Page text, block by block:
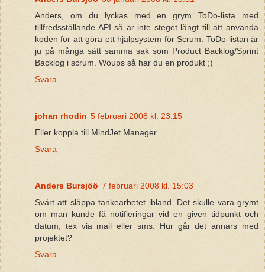
Anders, om du lyckas med en grym ToDo-lista med
tillfredsställande API så är inte steget långt till att använda
koden för att göra ett hjälpsystem för Scrum. ToDo-listan är
ju på många sätt samma sak som Product Backlog/Sprint
Backlog i scrum. Woups så har du en produkt ;)
Svara
johan rhodin 5 februari 2008 kl. 23:15
Eller koppla till MindJet Manager
Svara
Anders Bursjöö 7 februari 2008 kl. 15:03
Svårt att släppa tankearbetet ibland. Det skulle vara grymt
om man kunde få notifieringar vid en given tidpunkt och
datum, tex via mail eller sms. Hur går det annars med
projektet?
Svara